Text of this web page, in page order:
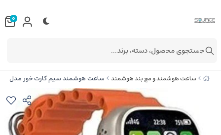
ساعت هوشمند و مچ بند هوشمند ساعت هوشمند سیم کارت خور مدل X9 ULTRA MAX 4G GERMANI
0
جستجوی محصول، دسته، برند...